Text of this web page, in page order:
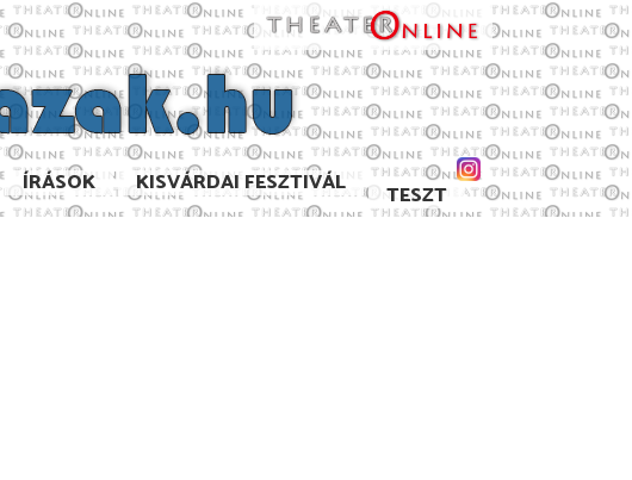
ÍRÁSOK KISVÁRDAI FESZTIVÁL TESZT